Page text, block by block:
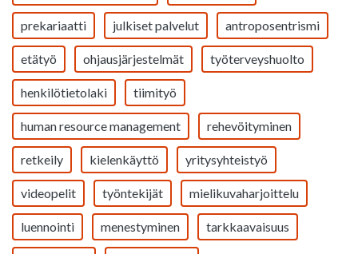
prekariaatti julkiset palvelut antroposentrismi
etätyö ohjausjärjestelmät työterveyshuolto
henkilötietolaki tiimityö
human resource management rehevöityminen
retkeily kielenkäyttö yritysyhteistyö
videopelit työntekijät mielikuvaharjoittelu
luennointi menestyminen tarkkaavaisuus